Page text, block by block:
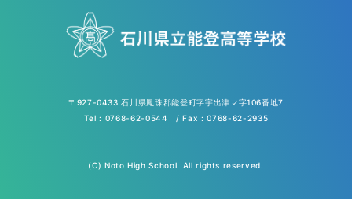
〒927-0433 石川県鳳珠郡能登町字宇出津マ字106番地7
Tel : 0768-62-0544 / Fax : 0768-62-2935
(C) Noto High School. All rights reserved.